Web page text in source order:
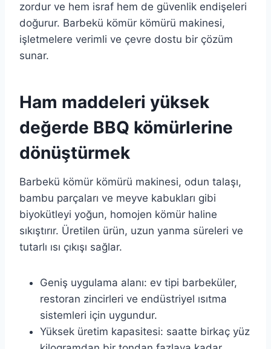
zordur ve hem israf hem de güvenlik endişeleri
doğurur. Barbekü kömür kömürü makinesi,
işletmelere verimli ve çevre dostu bir çözüm
sunar.
Ham maddeleri yüksek
değerde BBQ kömürlerine
dönüştürmek
Barbekü kömür kömürü makinesi, odun talaşı,
bambu parçaları ve meyve kabukları gibi
biyokütleyi yoğun, homojen kömür haline
sıkıştırır. Üretilen ürün, uzun yanma süreleri ve
tutarlı ısı çıkışı sağlar.
Geniş uygulama alanı: ev tipi barbeküler,
restoran zincirleri ve endüstriyel ısıtma
sistemleri için uygundur.
Yüksek üretim kapasitesi: saatte birkaç yüz